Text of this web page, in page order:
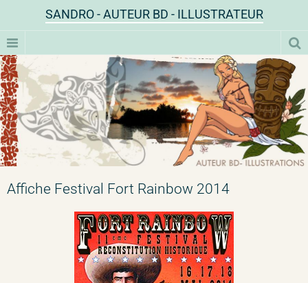
SANDRO - AUTEUR BD - ILLUSTRATEUR
Affiche Festival Fort Rainbow 2014